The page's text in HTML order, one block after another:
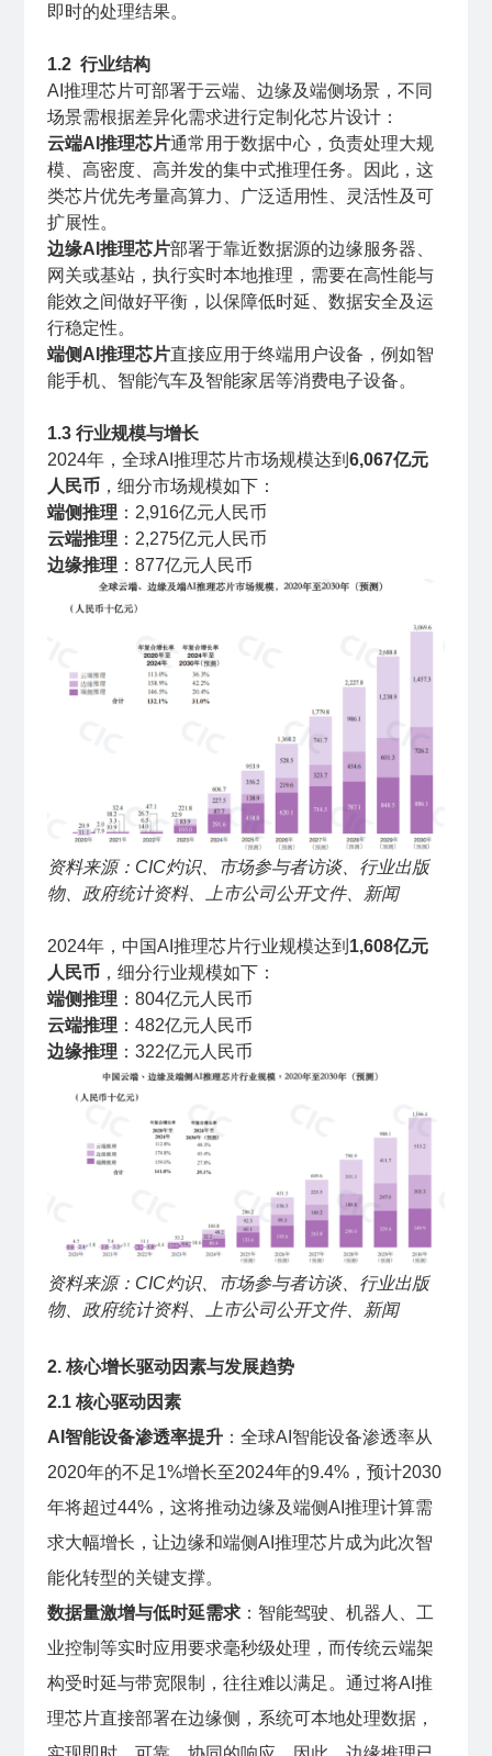
即时的处理结果。
1.2 行业结构
AI推理芯片可部署于云端、边缘及端侧场景，不同
场景需根据差异化需求进行定制化芯片设计：
云端AI推理芯片通常用于数据中心，负责处理大规
模、高密度、高并发的集中式推理任务。因此，这
类芯片优先考量高算力、广泛适用性、灵活性及可
扩展性。
边缘AI推理芯片部署于靠近数据源的边缘服务器、
网关或基站，执行实时本地推理，需要在高性能与
能效之间做好平衡，以保障低时延、数据安全及运
行稳定性。
端侧AI推理芯片直接应用于终端用户设备，例如智
能手机、智能汽车及智能家居等消费电子设备。
1.3 行业规模与增长
2024年，全球AI推理芯片市场规模达到 6,067亿元
人民币 ，细分市场规模如下：
端侧推理 ：2,916亿元人民币
云端推理 ：2,275亿元人民币
边缘推理 ：877亿元人民币
资料来源：CIC灼识、市场参与者访谈、行业出版
物、政府统计资料、上市公司公开文件、新闻
2024年，中国AI推理芯片行业规模达到 1,608亿元
人民币 ，细分行业规模如下：
端侧推理 ：804亿元人民币
云端推理 ：482亿元人民币
边缘推理 ：322亿元人民币
资料来源：CIC灼识、市场参与者访谈、行业出版
物、政府统计资料、上市公司公开文件、新闻
2. 核心增长驱动因素与发展趋势
2.1 核心驱动因素
AI智能设备渗透率提升：全球AI智能设备渗透率从
2020年的不足1%增长至2024年的9.4%，预计2030
年将超过44%，这将推动边缘及端侧AI推理计算需
求大幅增长，让边缘和端侧AI推理芯片成为此次智
能化转型的关键支撑。
数据量激增与低时延需求：智能驾驶、机器人、工
业控制等实时应用要求毫秒级处理，而传统云端架
构受时延与带宽限制，往往难以满足。通过将AI推
理芯片直接部署在边缘侧，系统可本地处理数据，